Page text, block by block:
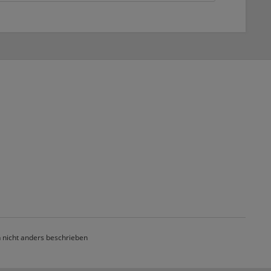
anders beschrieben